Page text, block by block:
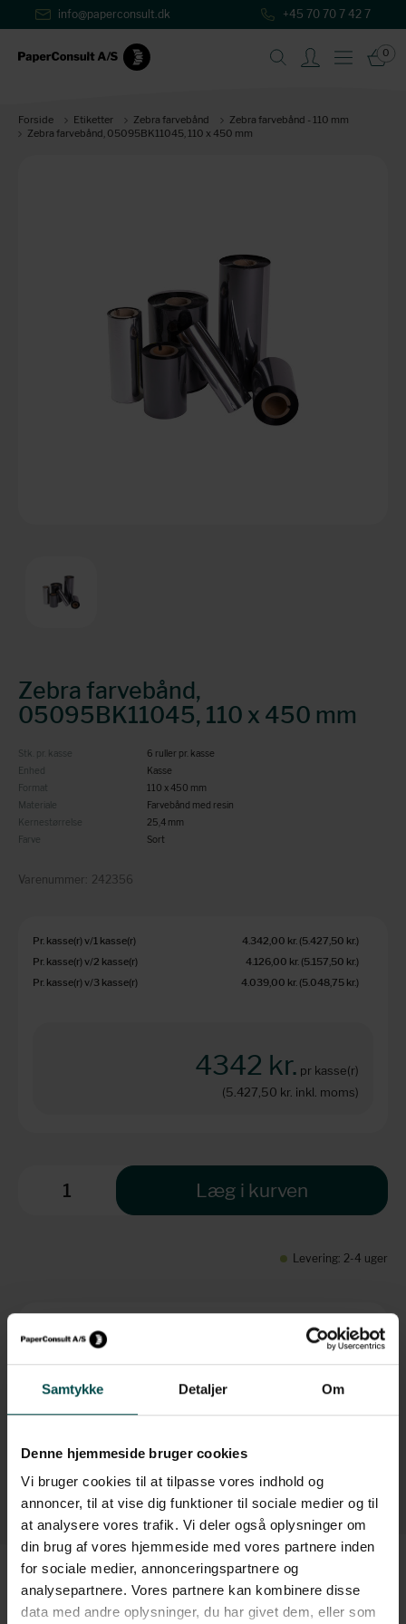
Samtykke Detaljer Om
Denne hjemmeside bruger cookies
Vi bruger cookies til at tilpasse vores indhold og
annoncer, til at vise dig funktioner til sociale medier og til
at analysere vores trafik. Vi deler også oplysninger om
din brug af vores hjemmeside med vores partnere inden
for sociale medier, annonceringspartnere og
analysepartnere. Vores partnere kan kombinere disse
data med andre oplysninger, du har givet dem, eller som
+45 70 70 7 42 7
info@paperconsult.dk
0
Forside Etiketter Zebra farvebånd
Zebra farvebånd - 110 mm
Zebra farvebånd, 05095BK11045, 110 x 450 mm
Zebra farvebånd,
05095BK11045, 110 x 450 mm
Stk. pr. kasse
6 ruller pr. kasse
Enhed
Kasse
Format
110 x 450 mm
Materiale
Farvebånd med resin
Kernestørrelse
25,4 mm
Farve
Sort
Varenummer: 242356
Pr. kasse(r) v/1 kasse(r) 4.342,00 kr. (5.427,50 kr.)
Pr. kasse(r) v/2 kasse(r)
4.126,00 kr. (5.157,50 kr.)
Pr. kasse(r) v/3 kasse(r)
4.039,00 kr. (5.048,75 kr.)
4342 kr. pr kasse(r)
(5.427,50 kr. inkl. moms)
Læg i kurven
Levering: 2-4 uger
Mandag-torsdag: 8.00-16.00
Helt enkelt. Personligt
Fagligt nørderi
Dag til dag-levering
Løsningsorienteret